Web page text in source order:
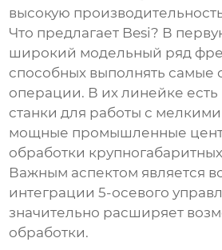
высокую
Что предлагает Besi? В
широкий модельный ряд
способных выполнять самые
операции. В их линейке есть
станки для работы с
мощные промышленные
обработки крупногабаритных
Важным аспектом является
интеграции5-осевого
значительно расширяет
обработки.